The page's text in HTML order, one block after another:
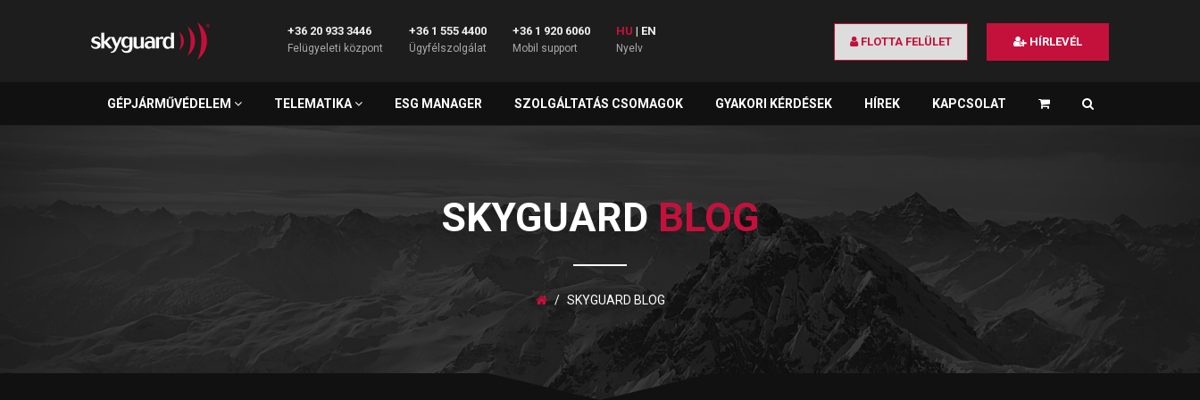
+36 20 933 3446
Felügyeleti központ
+36 1 555 4400
Ügyfélszolgálat
+36 1 920 6060
Mobil support
HU | EN
Nyelv FLOTTA FELÜLET HÍRLEVÉL
GÉPJÁRMŰVÉDELEM TELEMATIKA ESG MANAGER SZOLGÁLTATÁS CSOMAGOK GYAKORI KÉRDÉSEK HÍREK KAPCSOLAT
SKYGUARDBLOG
SKYGUARD BLOG